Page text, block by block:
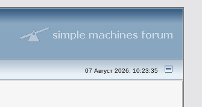
07 Август 2026, 10:23:35